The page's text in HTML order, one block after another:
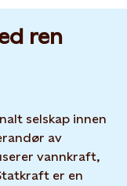
ren
selskap innen
av
vannkraft,
er en